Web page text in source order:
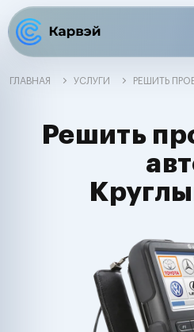
ГЛАВНАЯ УСЛУГИ РЕШИТЬ
Решить